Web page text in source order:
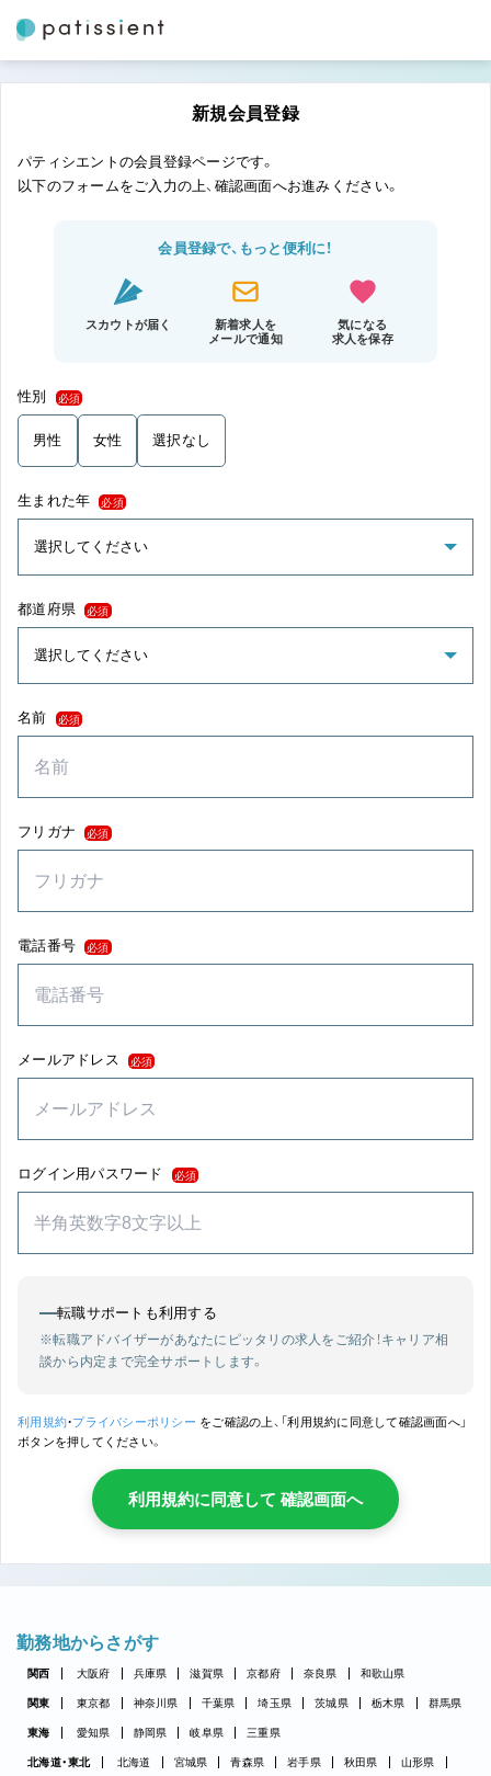
新規会員登録
パティシエントの会員登録ページです。
以下のフォームをご入力の上、確認画面へお進みください。
会員登録で、もっと便利に！
スカウトが届く
新着求人を
メールで通知
気になる
求人を保存
性別 必須
男性 女性 選択なし
生まれた年 必須
都道府県 必須
名前 必須
フリガナ 必須
電話番号 必須
メールアドレス 必須
ログイン用パスワード 必須
転職サポートも利用する
※転職アドバイザーがあなたにピッタリの求人をご紹介！キャリア相
談から内定まで完全サポートします。
利用規約・プライバシーポリシー をご確認の上、「利用規約に同意して確認画面へ」
ボタンを押してください。
利用規約に同意して 確認画面へ
勤務地からさがす
関西 大阪府 兵庫県 滋賀県 京都府 奈良県 和歌山県
関東 東京都 神奈川県 千葉県 埼玉県 茨城県 栃木県 群馬県
東海 愛知県 静岡県 岐阜県 三重県
北海道・東北 北海道 宮城県 青森県 岩手県 秋田県
山形県